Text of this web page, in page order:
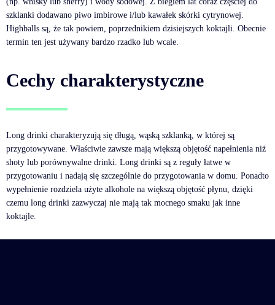
szklanki dodawano piwo imbirowe i/lub kawałek skórki cytrynowej.
Highballs są, że tak powiem, poprzednikiem dzisiejszych koktajli. Obecnie
termin ten jest używany bardzo rzadko lub wcale.
Cechy charakterystyczne
Long drinki charakteryzują się długą, wąską szklanką, w której są
przygotowywane. Właściwie zawsze mają większą objętość napełnienia niż
shoty lub porównywalne drinki. Long drinki są z reguły łatwe w
przygotowaniu i nadają się szczególnie do przygotowania w domu. Ponadto
wypełnienie rozdziela użyte alkohole na większą objętość płynu, dzięki
czemu long drinki zazwyczaj nie mają tak mocnego smaku jak inne
koktajle.